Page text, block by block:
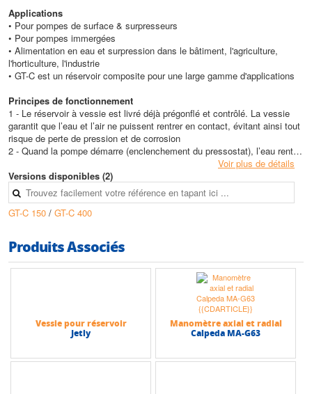
Applications
• Pour pompes de surface & surpresseurs
• Pour pompes immergées
• Alimentation en eau et surpression dans le bâtiment, l'agriculture,
l'horticulture, l'industrie
• GT-C est un réservoir composite pour une large gamme d'applications
Principes de fonctionnement
1 - Le réservoir à vessie est livré déjà prégonflé et contrôlé. La vessie
garantit que l’eau et l’air ne puissent rentrer en contact, évitant ainsi tout
risque de perte de pression et de corrosion
2 - Quand la pompe démarre (enclenchement du pressostat), l’eau rentre
dans le réservoir car la pression de l’installation dépasse la pression de
prégonflage du réservoir. On accumule ainsi une réserve d’eau sous
pression
3 - Quand la pression à l’intérieur du réservoir atteint la pression de
déclenchement du pressostat, la pompe s’arrête. La quantité max d’eau
4 - Lorsqu’on soutire de l’eau à un robinet, la pression contenue dans le
réservoir pousse l’eau dans l’installation. Avec un réservoir dont le
volume a été calculé correctement, on réduit au max les démarrages de
Les réservoirs sont prégonflés en usine. En général, la pression de
gonflage du réservoir doit se situer légèrement au-dessous de la pression
d'enclenchement du contacteur-mano (environ 200 grammes / 0,2 bars)
PRESSION DE GONFLAGE DU RÉSERVOIR
Voir plus de détails
Versions disponibles (2)
GT-C 150 / GT-C 400
Produits Associés
Vessie pour réservoir
Jetly
Manomètre axial et radial
Calpeda MA-G63